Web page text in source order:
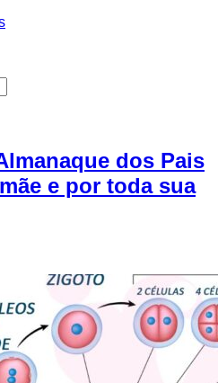
dos Pais
e por toda sua